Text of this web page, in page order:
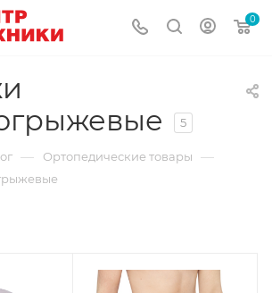
0
5
— Ортопедические товары —